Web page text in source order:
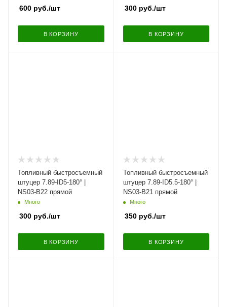
600 руб./шт
В КОРЗИНУ
300руб./шт
В КОРЗИНУ
Топливный быстросъемный
штуцер 7.89-ID5-180° |
NS03-B22 прямой
Много
300 руб./шт
В КОРЗИНУ
Топливный быстросъемный
штуцер 7.89-ID5.5-180° |
NS03-B21 прямой
Много
350руб./шт
В КОРЗИНУ